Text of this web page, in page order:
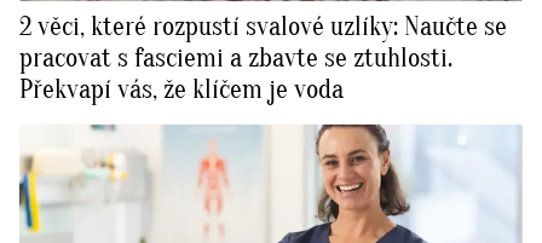
2 věci, které rozpustí svalové uzlíky: Naučte se
pracovat s fasciemi a zbavte se ztuhlosti.
Překvapí vás, že klíčem je voda